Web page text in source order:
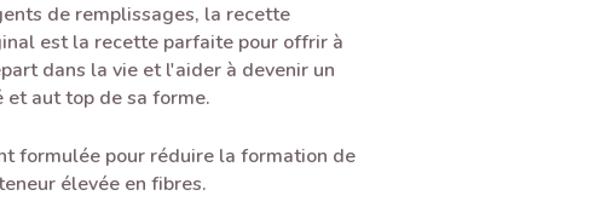
de remplissages, la recette
est la recette parfaite pour offrir à
dans la vie et l'aider à devenir un
et aut top de sa forme.
formulée pour réduire la formation de
élevée en fibres.